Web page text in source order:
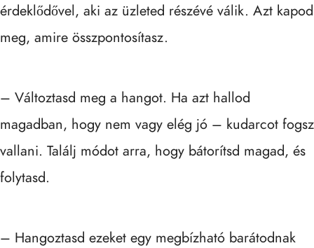
érdeklődővel, aki az üzleted részévé válik. Azt kapod
meg, amire összpontosítasz.
– Változtasd meg a hangot. Ha azt hallod
magadban, hogy nem vagy elég jó – kudarcot fogsz
vallani. Találj módot arra, hogy bátorítsd magad, és
folytasd.
– Hangoztasd ezeket egy megbízható barátodnak